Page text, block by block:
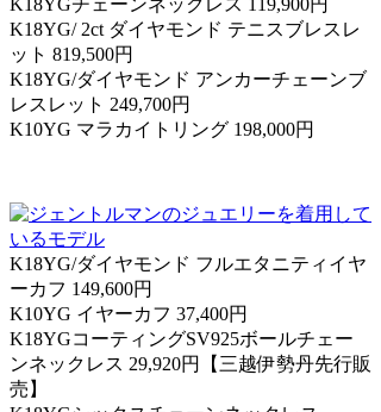
K18YGチェーンネックレス 119,900円
K18YG/ 2ct ダイヤモンド テニスブレスレ
ット 819,500円
K18YG/ダイヤモンド アンカーチェーンブ
レスレット 249,700円
K10YG マラカイトリング 198,000円
K18YG/ダイヤモンド フルエタニティイヤ
ーカフ 149,600円
K10YG イヤーカフ 37,400円
K18YGコーティングSV925ボールチェー
ンネックレス 29,920円【三越伊勢丹先行販
売】